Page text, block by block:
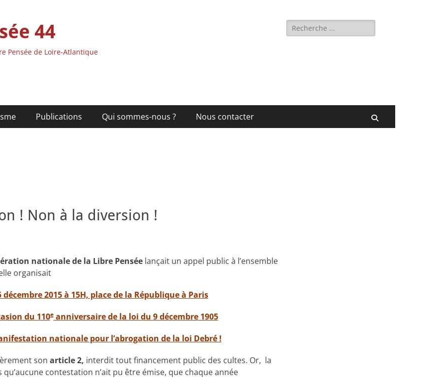
44
Pensée de Loire-Atlantique
Rechercher :
Publications Qui sommes-nous ? Nous contacter
! Non à la diversion !
nationale de la Libre Pensée lançait un appel public à l’ensemble
organisait
décembre 2015 à 15H, place de la République à Paris
du 110eanniversaire de la loi du 9 décembre 1905
nationale pour l’abrogation de la loi Debré !
son article 2, interdit tout financement public des cultes. Or, la
qu’aucune contestation n’ait pu être émise, que chaque année